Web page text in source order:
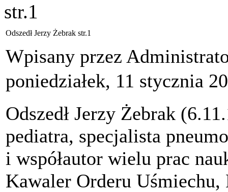
str.1
Odszedł Jerzy Żebrak str.1
Wpisany przez
poniedziałek, 11 stycznia
Odszedł Jerzy Żebrak
pediatra, specjalista
i współautor wielu prac
Kawaler Orderu